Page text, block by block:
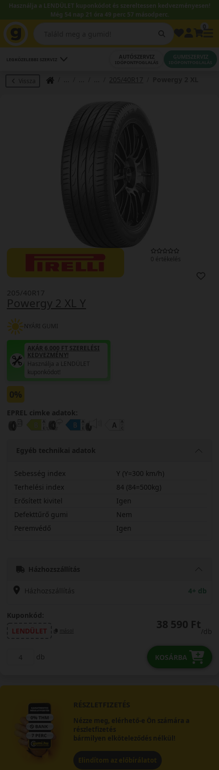
Használja a LENDÜLET kuponkódot és szereltessen kedvezményesen!
Még 54 nap 21 óra 49 perc 57 másodperc.
LEGKÖZELEBBI SZERVIZ AUTÓSZERVIZ
IDŐPONTFOGLALÁS
GUMISZERVIZ
IDŐPONTFOGLALÁS
Vissza 205/40R17
0 értékelés
Powergy 2 XL Y
205/40R17
NYÁRI GUMI
AKÁR 6.000 FT SZERELÉSI
KEDVEZMÉNY!
Használja a LENDÜLET
kuponkódot!
0%
EPREL cimke adatok:
Egyéb technikai adatok
Sebesség index
Y (Y=300 km/h)
Terhelési index
84 (84=500kg)
Erősített kivitel
Igen
Defekttűrő gumi
Nem
Peremvédő
Igen
Házhozszállítás
Házhozszállítás 4+ db
Kuponkód:
LENDÜLET
másol 38 590 Ft
/db
db KOSÁRBA
RÉSZLETFIZETÉS
Nézze meg, elérhető-e Ön számára a
részletfizetés
bármilyen elköteleződés nélkül!
Elindítom az előbírálatot